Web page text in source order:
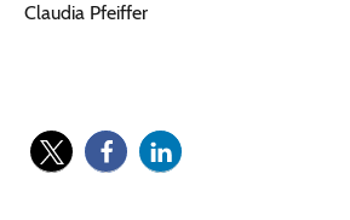
Claudia Pfeiffer